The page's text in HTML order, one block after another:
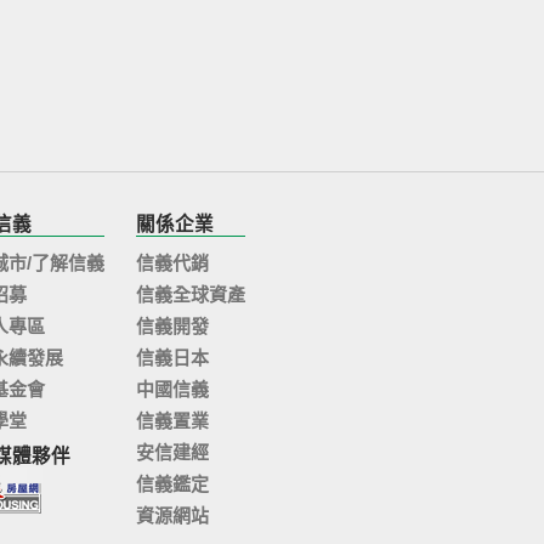
義
市/了解信義
募
專區
續發展
金會
堂
體夥伴
關係企業
信義代銷
信義全球資產
信義開發
信義日本
中國信義
信義置業
安信建經
信義鑑定
資源網站